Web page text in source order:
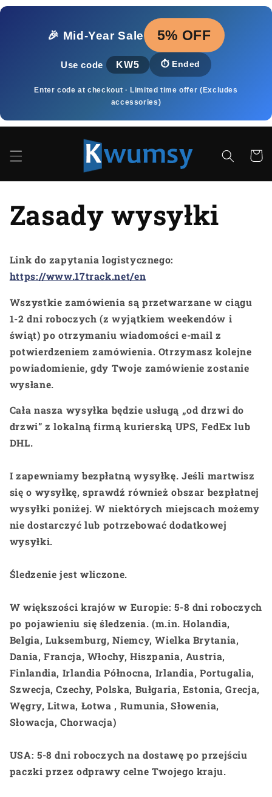
Przejdź
🎉 Mid‑Year Sale
5% OFF
Use code KW5 ⏱️ Ended
Enter code at checkout · Limited time offer (Excludes
accessories)
Koszyk
Zasady wysyłki
Link do zapytania logistycznego:
https://www.17track.net/en
Wszystkie zamówienia są przetwarzane w ciągu
1-2 dni roboczych (z wyjątkiem weekendów i
świąt) po otrzymaniu wiadomości e-mail z
potwierdzeniem zamówienia. Otrzymasz kolejne
powiadomienie, gdy Twoje zamówienie zostanie
wysłane.
Cała nasza wysyłka będzie usługą „od drzwi do
drzwi” z lokalną firmą kurierską UPS, FedEx lub
DHL.
I zapewniamy bezpłatną wysyłkę. Jeśli martwisz
się o wysyłkę, sprawdź również obszar bezpłatnej
wysyłki poniżej. W niektórych miejscach możemy
nie dostarczyć lub potrzebować dodatkowej
wysyłki.
Śledzenie jest wliczone.
W większości krajów w Europie: 5-8 dni roboczych
po pojawieniu się śledzenia. (m.in. Holandia,
Belgia, Luksemburg, Niemcy, Wielka Brytania,
Dania, Francja, Włochy, Hiszpania, Austria,
Finlandia, Irlandia Północna, Irlandia, Portugalia,
Szwecja, Czechy, Polska, Bułgaria, Estonia, Grecja,
Węgry, Litwa, Łotwa , Rumunia, Słowenia,
Słowacja, Chorwacja)
USA: 5-8 dni roboczych na dostawę po przejściu
paczki przez odprawy celne Twojego kraju.